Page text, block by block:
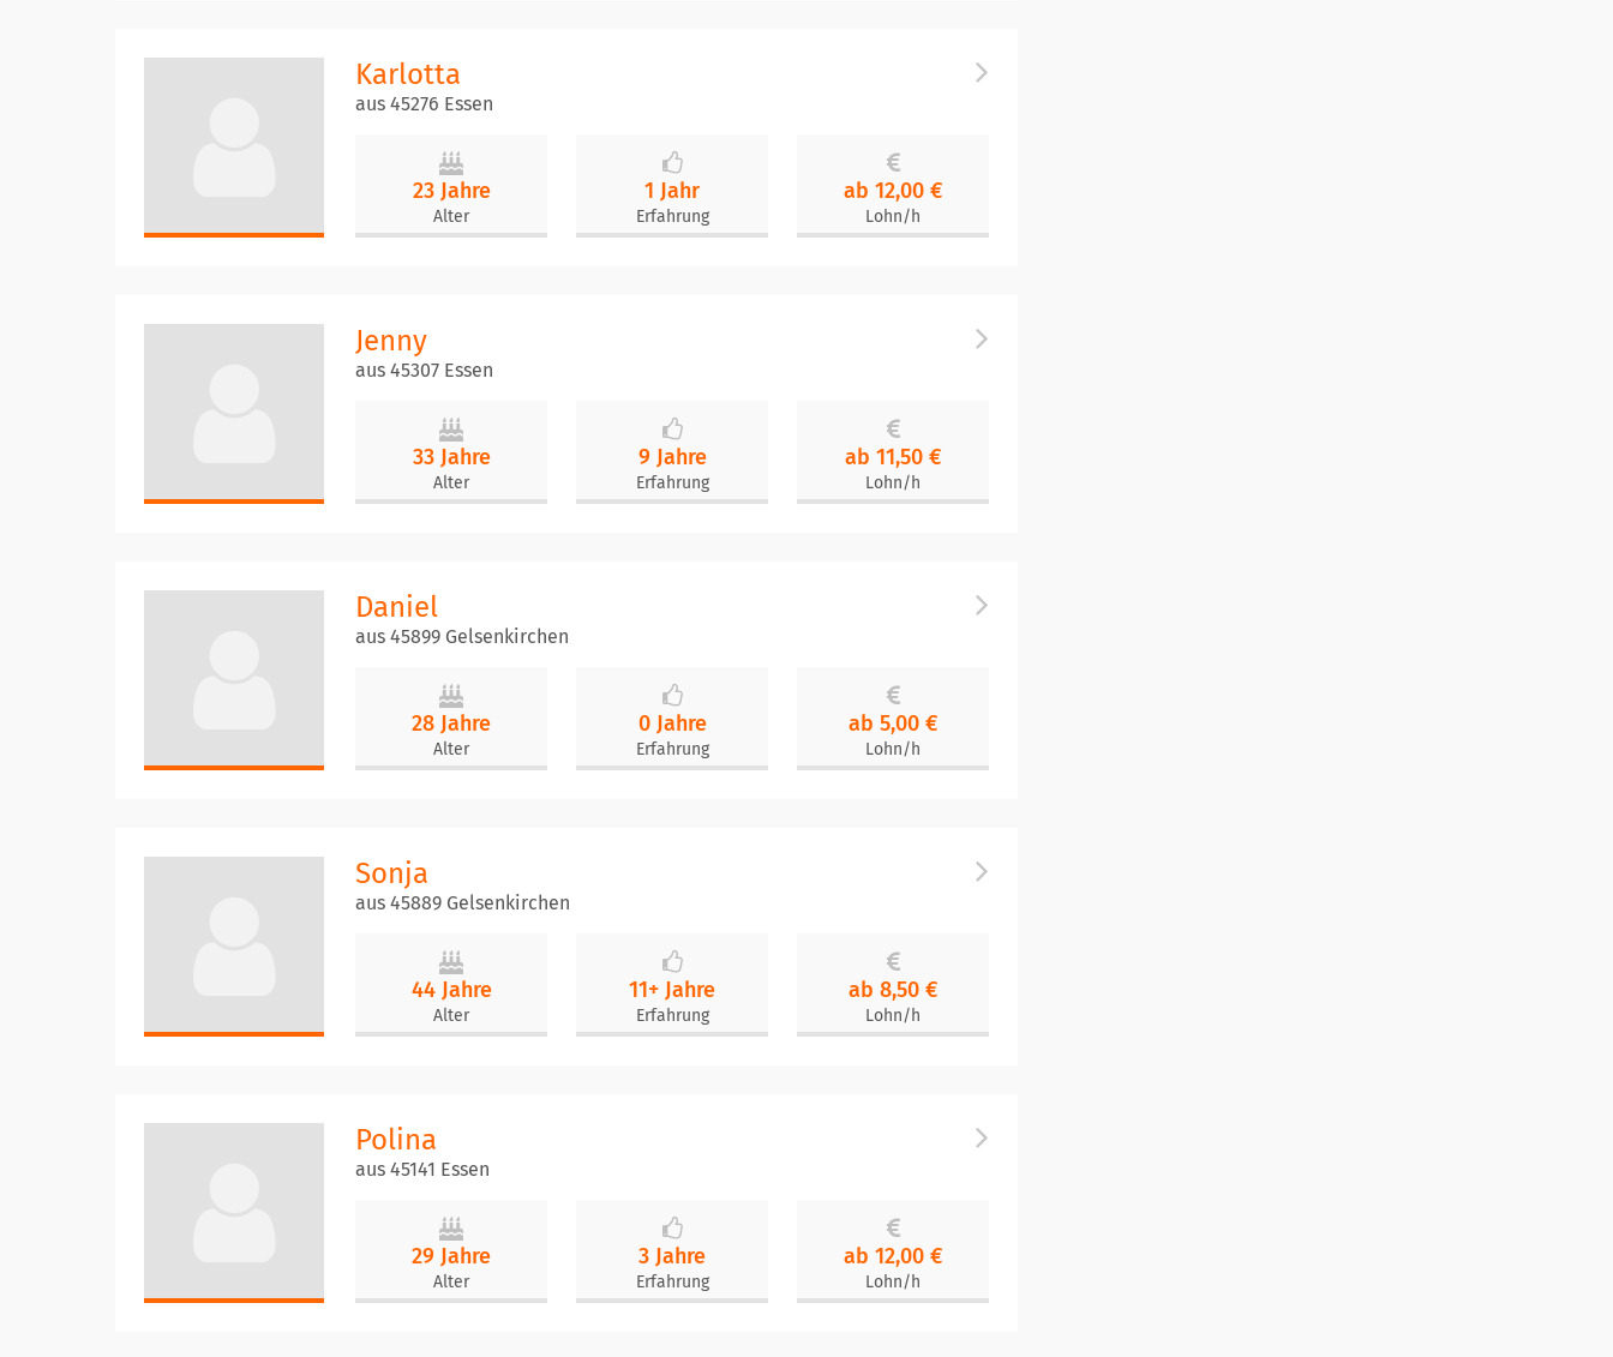
Karlotta
aus 45276 Essen
23 Jahre
Alter
1 Jahr
Erfahrung
ab 12,00 €
Lohn/h
Jenny
aus 45307 Essen
33 Jahre
Alter
9 Jahre
Erfahrung
ab 11,50 €
Lohn/h
Daniel
aus 45899 Gelsenkirchen
28 Jahre
Alter
0 Jahre
Erfahrung
ab 5,00 €
Lohn/h
Sonja
aus 45889 Gelsenkirchen
44 Jahre
Alter
11+ Jahre
Erfahrung
ab 8,50 €
Lohn/h
Polina
aus 45141 Essen
29 Jahre
Alter
3 Jahre
Erfahrung
ab 12,00 €
Lohn/h